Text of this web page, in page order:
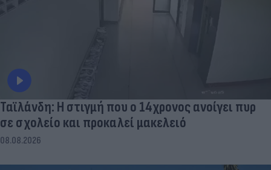
Ταϊλάνδη: Η στιγμή που ο 14χρονος ανοίγει πυρ
σε σχολείο και προκαλεί μακελειό
08.08.2026